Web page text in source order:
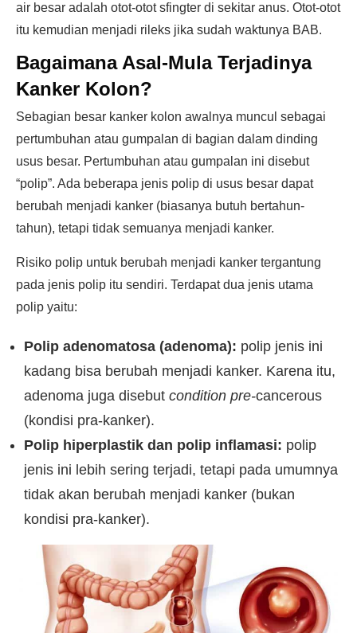
air besar adalah otot-otot sfingter di sekitar anus. Otot-otot
itu kemudian menjadi rileks jika sudah waktunya BAB.
Bagaimana Asal-Mula Terjadinya
Kanker Kolon?
Sebagian besar kanker kolon awalnya muncul sebagai
pertumbuhan atau gumpalan di bagian dalam dinding
usus besar. Pertumbuhan atau gumpalan ini disebut
“polip”. Ada beberapa jenis polip di usus besar dapat
berubah menjadi kanker (biasanya butuh bertahun-
tahun), tetapi tidak semuanya menjadi kanker.
Risiko polip untuk berubah menjadi kanker tergantung
pada jenis polip itu sendiri. Terdapat dua jenis utama
polip yaitu:
Polip adenomatosa (adenoma): polip jenis ini
kadang bisa berubah menjadi kanker. Karena itu,
adenoma juga disebut condition pre-cancerous
(kondisi pra-kanker).
Polip hiperplastik dan polip inflamasi: polip
jenis ini lebih sering terjadi, tetapi pada umumnya
tidak akan berubah menjadi kanker (bukan
kondisi pra-kanker).